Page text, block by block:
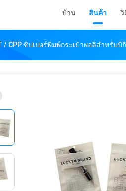
บ้าน สินค้า วิ
/ CPP ซิปเปอร์พิมพ์กระเป๋าพอลิสําหรับบิ